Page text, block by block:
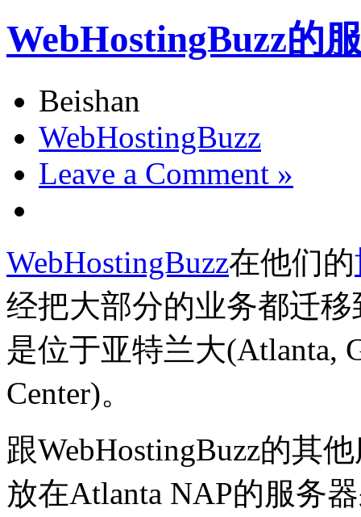
WebHostingBuzz的
Beishan
WebHostingBuzz
Leave a Comment »
WebHostingBuzz在他们的
经把大部分的业务都迁移
是位于亚特兰大(Atlanta,
Center)。
跟WebHostingBuzz的其
放在Atlanta NAP的服务